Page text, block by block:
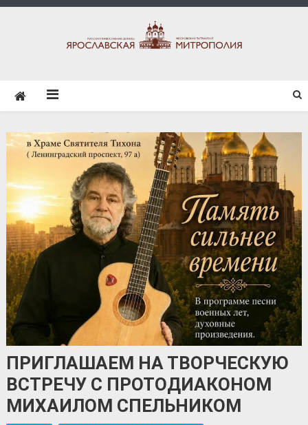
ПРИГЛАШАЕМ НА ТВОРЧЕСКУЮ
ВСТРЕЧУ С ПРОТОДИАКОНОМ
МИХАИЛОМ СПЕЛЬНИКОМ